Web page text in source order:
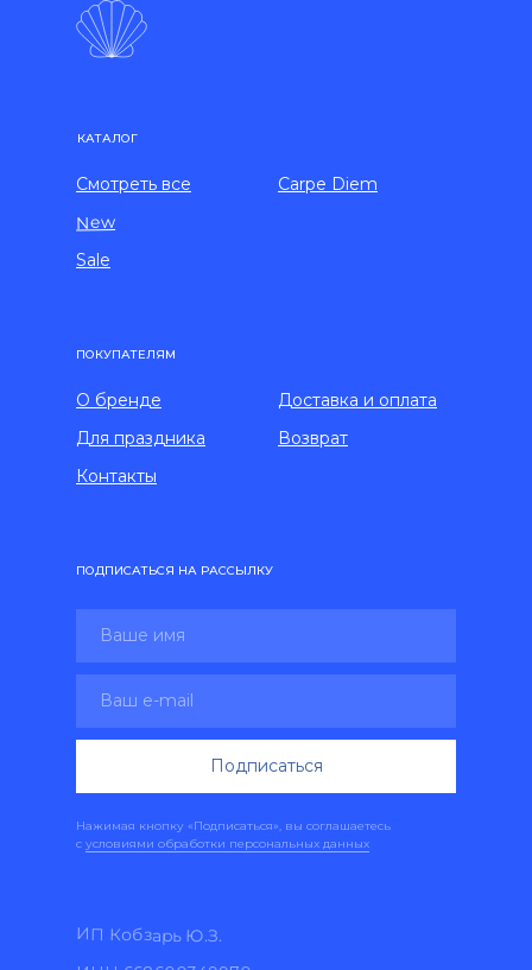
ИП Кобзарь Ю.З.
О бренде
Доставка и оплата
Возврат
Нажимая кнопку «Подписаться», вы соглашаетесь
с условиями обработки персональных данных
Подписаться
КАТАЛОГ
ПОКУПАТЕЛЯМ
Carpe Diem
Смотреть все
New
Sale
ПОДПИСАТЬСЯ НА РАССЫЛКУ
Контакты
Для праздника